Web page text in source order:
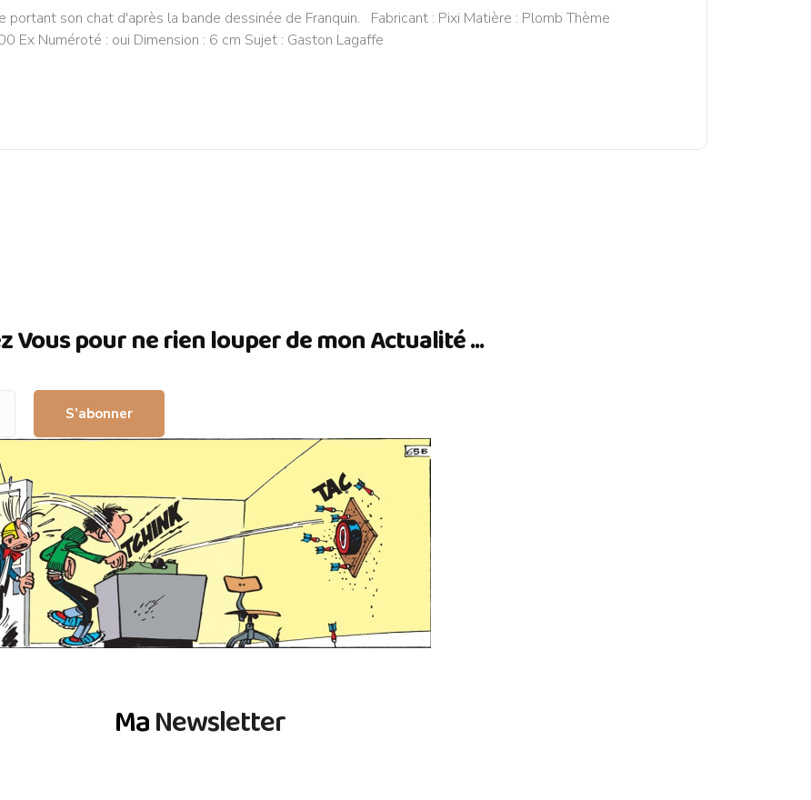
portant son chat d'après la bande dessinée de Franquin. Fabricant : Pixi Matière : Plomb Thème
Ex Numéroté : oui Dimension : 6 cm Sujet : Gaston Lagaffe
Vous pour ne rien louper de mon Actualité ...
S’abonner
MaNewsletter